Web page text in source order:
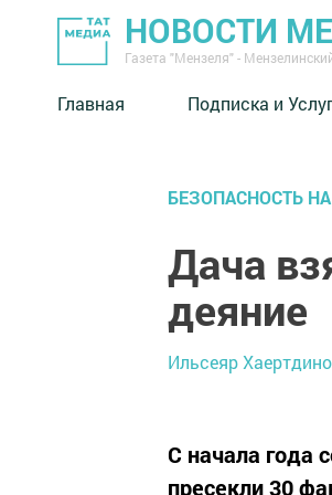
НОВОСТИ
Газета "Мензеля" -
Главная Подписка и
БЕЗОПАСНОСТЬ
Дача
деяние
Ильсеяр
С начала года
пресекли 30